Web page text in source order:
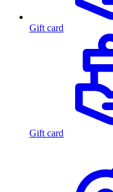
Gift card
Gift card